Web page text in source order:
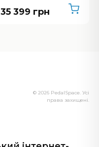
35 399 грн
© 2026 PedalSpace. Усі
права захищені.